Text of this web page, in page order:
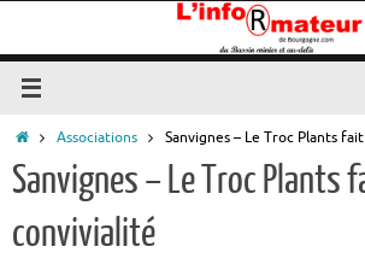
contenu
Accueil
Associations Sanvignes – Le Troc Plants
Sanvignes – Le Troc Plants
convivialité